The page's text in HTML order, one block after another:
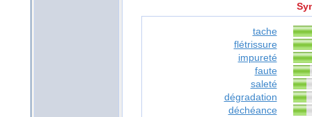
tache
flétrissure
impureté
faute
saleté
dégradation
déchéance